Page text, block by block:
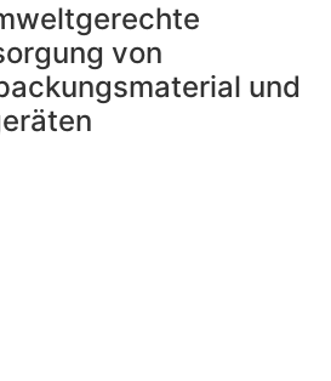
von
und